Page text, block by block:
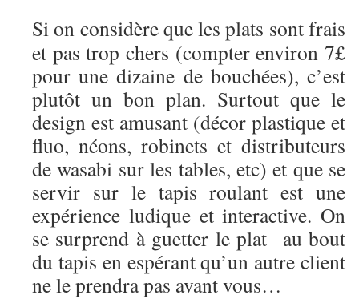
Si on considère que les plats sont frais
et pas trop chers (compter environ 7£
pour une dizaine de bouchées), c’est
plutôt un bon plan. Surtout que le
design est amusant (décor plastique et
fluo, néons, robinets et distributeurs
de wasabi sur les tables, etc) et que se
servir sur le tapis roulant est une
expérience ludique et interactive. On
se surprend à guetter le plat au bout
du tapis en espérant qu’un autre client
ne le prendra pas avant vous…